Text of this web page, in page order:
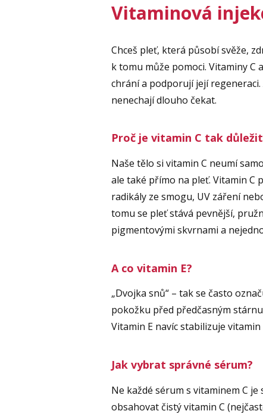
Vitaminová
Chceš pleť, která působí svěže,
k tomu může pomoci. Vitaminy
chrání a podporují její
nenechají dlouho čekat.
Proč je vitamin C tak
Naše tělo si vitamin C neumí
ale také přímo na pleť. Vitamin C
radikály ze smogu, UV záření
tomu se pleť stává pevnější,
pigmentovými skvrnami a
A co vitamin E?
„Dvojka snů“ – tak se často
pokožku před předčasným
Vitamin E navíc stabilizuje
Jak vybrat správné sérum?
Ne každé sérum s vitaminem C
obsahovat čistý vitamin C